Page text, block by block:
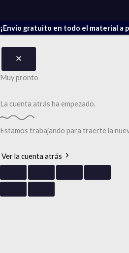
¡Envío gratuito en todo el material a
Muy pronto
La cuenta atrás ha empezado.
Estamos trabajando para traerte la
Ver la cuenta atrás